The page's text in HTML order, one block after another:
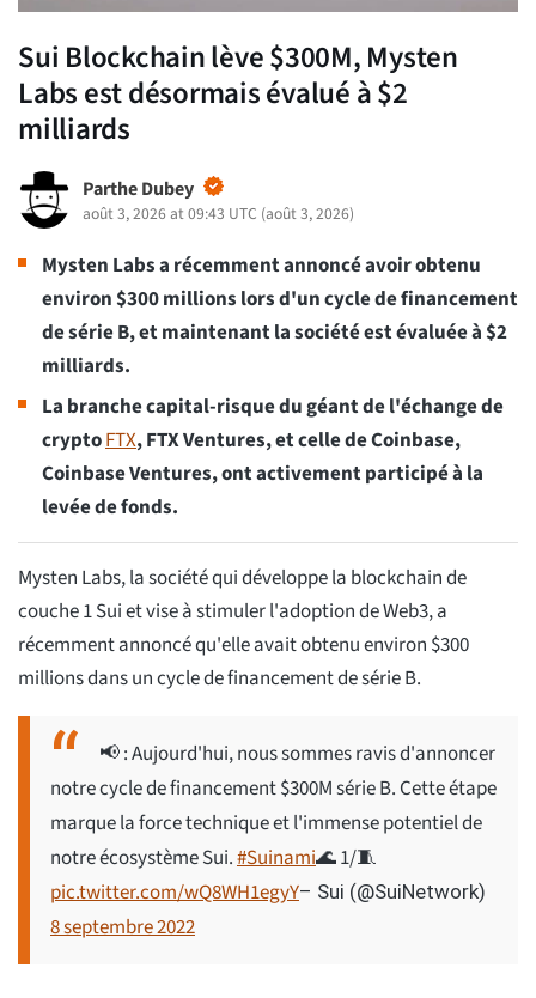
Sui Blockchain lève $300M, Mysten
Labs est désormais évalué à $2
milliards
Parthe Dubey
août 3, 2026 at 09:43 UTC (août 3, 2026)
Mysten Labs a récemment annoncé avoir obtenu
environ $300 millions lors d'un cycle de financement
de série B, et maintenant la société est évaluée à $2
milliards.
La branche capital-risque du géant de l'échange de
cryptoFTX, FTX Ventures, et celle de Coinbase,
Coinbase Ventures, ont activement participé à la
levée de fonds.
Mysten Labs, la société qui développe la blockchain de
couche 1 Sui et vise à stimuler l'adoption de Web3, a
récemment annoncé qu'elle avait obtenu environ $300
millions dans un cycle de financement de série B.
📢 : Aujourd'hui, nous sommes ravis d'annoncer
notre cycle de financement $300M série B. Cette étape
marque la force technique et l'immense potentiel de
notre écosystème Sui.#Suinami🌊 1/🧵
pic.twitter.com/wQ8WH1egyY– Sui (@SuiNetwork)
8 septembre 2022